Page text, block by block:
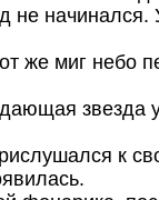
не
же миг небо
звезда
к